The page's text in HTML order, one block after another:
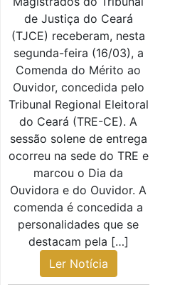
de Justiça do Ceará
(TJCE) receberam, nesta
segunda-feira (16/03), a
Comenda do Mérito ao
Ouvidor, concedida pelo
Tribunal Regional Eleitoral
do Ceará (TRE-CE). A
sessão solene de entrega
ocorreu na sede do TRE e
marcou o Dia da
Ouvidora e do Ouvidor. A
comenda é concedida a
personalidades que se
destacam pela […]
Ler Notícia